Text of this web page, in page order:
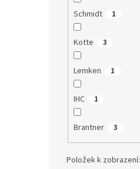
Schmidt 1
Kotte 3
Lemken 1
IHC 1
Brantner 3
Položek k zobrazení: